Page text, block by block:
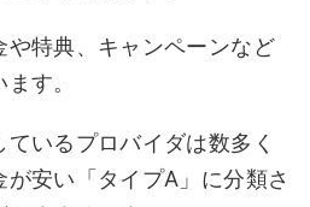
や特典、キャンペーンなど
す。
ているプロバイダは数多く
安い「タイプA」に分類さ